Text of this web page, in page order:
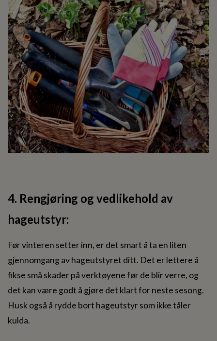
4. Rengjøring og vedlikehold av
hageutstyr:
Før vinteren setter inn, er det smart å ta en liten
gjennomgang av hageutstyret ditt. Det er lettere å
fikse små skader på verktøyene før de blir verre, og
det kan være godt å gjøre det klart for neste sesong.
Husk også å rydde bort hageutstyr som ikke tåler
kulda.